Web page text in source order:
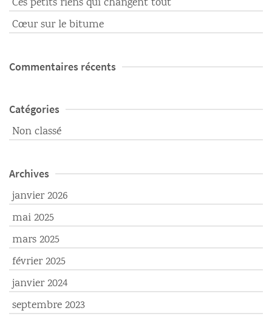
Cœur sur le bitume
Commentaires récents
Catégories
Non classé
Archives
janvier 2026
mai 2025
mars 2025
février 2025
janvier 2024
septembre 2023